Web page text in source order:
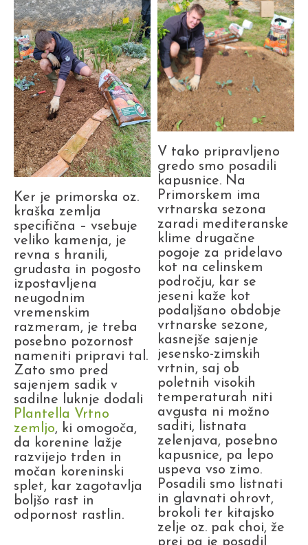
Ker je primorska oz.
kraška zemlja
specifična – vsebuje
veliko kamenja, je
revna s hranili,
grudasta in pogosto
izpostavljena
neugodnim
vremenskim
razmeram, je treba
posebno pozornost
nameniti pripravi tal.
Zato smo pred
sajenjem sadik v
sadilne luknje dodali
Plantella Vrtno
zemljo, ki omogoča,
da korenine lažje
razvijejo trden in
močan koreninski
splet, kar zagotavlja
boljšo rast in
odpornost rastlin.
V tako pripravljeno
gredo smo posadili
kapusnice. Na
Primorskem ima
vrtnarska sezona
zaradi mediteranske
klime drugačne
pogoje za pridelavo
kot na celinskem
področju, kar se
jeseni kaže kot
podaljšano obdobje
vrtnarske sezone,
kasnejše sajenje
jesensko-zimskih
vrtnin, saj ob
poletnih visokih
temperaturah niti
avgusta ni možno
saditi, listnata
zelenjava, posebno
kapusnice, pa lepo
uspeva vso zimo.
Posadili smo listnati
in glavnati ohrovt,
brokoli ter kitajsko
zelje oz. pak choi, že
prej pa je posadil